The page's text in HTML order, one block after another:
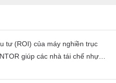
tư (ROI) của máy nghiền trục
giúp các nhà tái chế nhựa